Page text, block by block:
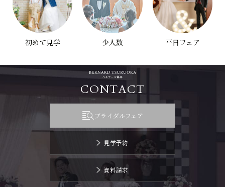
初めて見学 少人数 平日フェア
CONTACT
ブライダルフェア
見学予約
資料請求